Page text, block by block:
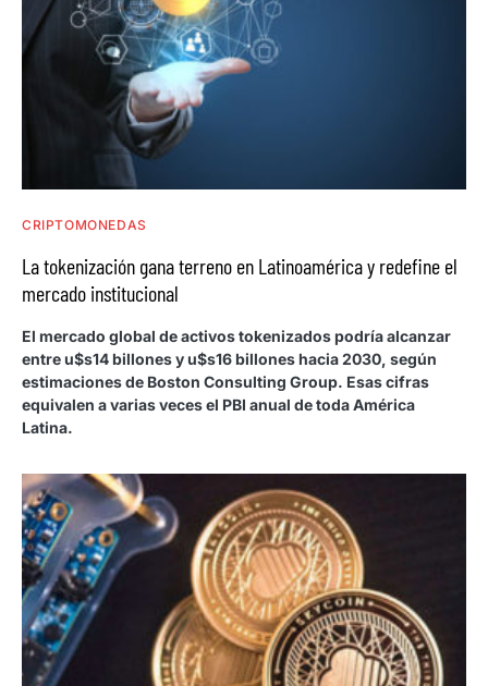
CRIPTOMONEDAS
La tokenización gana terreno en Latinoamérica y redefine el
mercado institucional
El mercado global de activos tokenizados podría alcanzar
entre u$s14 billones y u$s16 billones hacia 2030, según
estimaciones de Boston Consulting Group. Esas cifras
equivalen a varias veces el PBI anual de toda América
Latina.